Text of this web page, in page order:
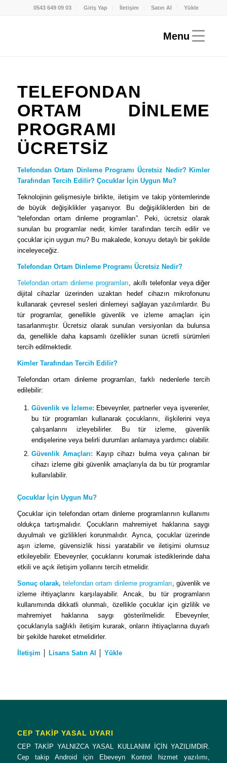
0543 649 09 03 Giriş Yap İletişim Satın Al Yükle
TELEFONDAN
ORTAM DINLEME
PROGRAMI
ÜCRETSIZ
Telefondan Ortam Dinleme Programı Ücretsiz Nedir? Kimler
Tarafından Tercih Edilir? Çocuklar İçin Uygun Mu?
Teknolojinin gelişmesiyle birlikte, iletişim ve takip yöntemlerinde
de büyük değişiklikler yaşanıyor. Bu değişikliklerden biri de
“telefondan ortam dinleme programları”. Peki, ücretsiz olarak
sunulan bu programlar nedir, kimler tarafından tercih edilir ve
çocuklar için uygun mu? Bu makalede, konuyu detaylı bir şekilde
inceleyeceğiz.
Telefondan Ortam Dinleme Programı Ücretsiz Nedir?
Telefondan ortam dinleme programları, akıllı telefonlar veya diğer
dijital cihazlar üzerinden uzaktan hedef cihazın mikrofonunu
kullanarak çevresel sesleri dinlemeyi sağlayan yazılımlardır. Bu
tür programlar, genellikle güvenlik ve izleme amaçları için
tasarlanmıştır. Ücretsiz olarak sunulan versiyonları da bulunsa
da, genellikle daha kapsamlı özellikler sunan ücretli sürümleri
tercih edilmektedir.
Kimler Tarafından Tercih Edilir?
Telefondan ortam dinleme programları, farklı nedenlerle tercih
edilebilir:
Güvenlik ve İzleme: Ebeveynler, partnerler veya işverenler,
bu tür programları kullanarak çocuklarını, ilişkilerini veya
çalışanlarını izleyebilirler. Bu tür izleme, güvenlik
endişelerine veya belirli durumları anlamaya yardımcı olabilir.
Güvenlik Amaçları: Kayıp cihazı bulma veya çalınan bir
cihazı izleme gibi güvenlik amaçlarıyla da bu tür programlar
kullanılabilir.
Çocuklar İçin Uygun Mu?
Çocuklar için telefondan ortam dinleme programlarının kullanımı
oldukça tartışmalıdır. Çocukların mahremiyet haklarına saygı
duyulmalı ve gizlilikleri korunmalıdır. Ayrıca, çocuklar üzerinde
aşırı izleme, güvensizlik hissi yaratabilir ve iletişimi olumsuz
etkileyebilir. Ebeveynler, çocuklarını korumak istediklerinde daha
etkili ve açık iletişim yollarını tercih etmelidir.
Sonuç olarak, telefondan ortam dinleme programları, güvenlik ve
izleme ihtiyaçlarını karşılayabilir. Ancak, bu tür programların
kullanımında dikkatli olunmalı, özellikle çocuklar için gizlilik ve
mahremiyet haklarına saygı gösterilmelidir. Ebeveynler,
çocuklarıyla sağlıklı iletişim kurarak, onların ihtiyaçlarına duyarlı
bir şekilde hareket etmelidirler.
İletişim Lisans Satın Al Yükle
CEP TAKİP YASAL UYARI
CEP TAKİP YALNIZCA YASAL KULLANIM İÇİN YAZILIMDIR.
Cep takip Android için Ebeveyn Kontrol hizmet yazılımı,